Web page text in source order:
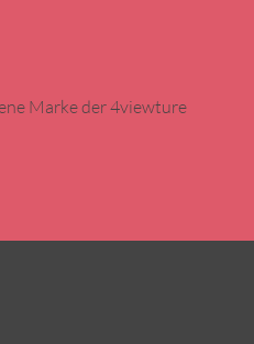
Marke der 4viewture